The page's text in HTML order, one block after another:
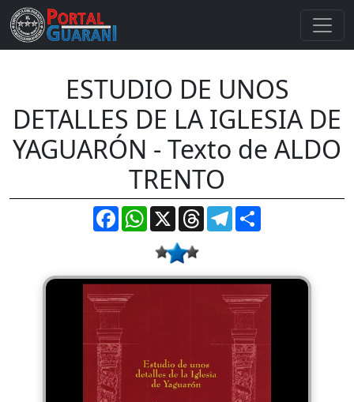
ESTUDIO DE UNOS
DETALLES DE LA IGLESIA DE
YAGUARÓN - Texto de ALDO
TRENTO
FacebookWhatsApp
X ThreadsTelegram